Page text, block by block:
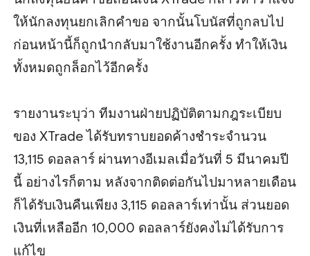
ให้นักลงทุนยกเลิกคำขอ จากนั้นโบนัสที่ถูกลบไป
ก่อนหน้านี้ก็ถูกนำกลับมาใช้งานอีกครั้ง ทำให้เงิน
ทั้งหมดถูกล็อกไว้อีกครั้ง
รายงานระบุว่า ทีมงานฝ่ายปฏิบัติตามกฎระเบียบ
ของ XTrade ได้รับทราบยอดค้างชำระจำนวน
13,115 ดอลลาร์ ผ่านทางอีเมลเมื่อวันที่ 5 มีนาคมปี
นี้ อย่างไรก็ตาม หลังจากติดต่อกันไปมาหลายเดือน
ก็ได้รับเงินคืนเพียง 3,115 ดอลลาร์เท่านั้น ส่วนยอด
เงินที่เหลืออีก 10,000 ดอลลาร์ยังคงไม่ได้รับการ
แก้ไข